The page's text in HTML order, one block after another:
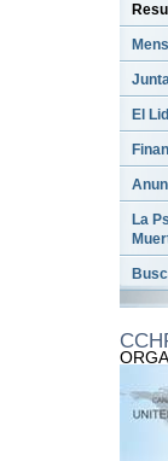
El
La